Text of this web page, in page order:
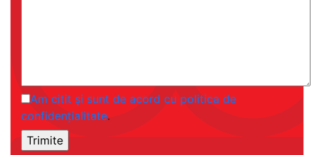
Am citit și sunt de acord cu politica de
confidențialitate.